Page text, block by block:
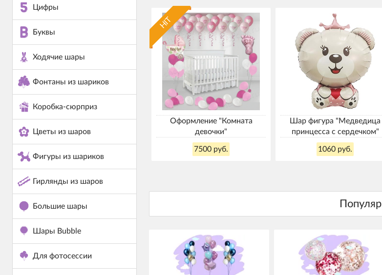
Цифры
Буквы
Ходячие шары
Фонтаны из шариков
Коробка-сюрприз
Цветы из шаров
Фигуры из шариков
Гирлянды из шаров
Большие шары
Шары Bubble
Для фотосессии
HIT
Оформление "Комната
девочки"
7500 руб.
Шар фигура "Медведица
принцесса с сердечком"
1060 руб.